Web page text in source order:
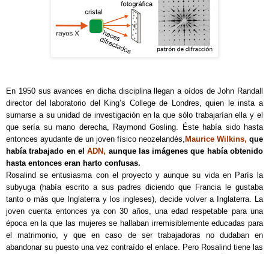
En 1950 sus avances en dicha disciplina llegan a oídos de John Randall
director del laboratorio del King’s College de Londres, quien le insta a
sumarse a su unidad de investigación en la que sólo trabajarían ella y el
que sería su mano derecha, Raymond Gosling. Éste había sido hasta
entonces ayudante de un joven físico neozelandés, Maurice Wilkins, que
había trabajado en elADN, aunque las imágenes que había obtenido
hasta entonces eran harto confusas.
Rosalind se entusiasma con el proyecto y aunque su vida en París la
subyuga (había escrito a sus padres diciendo que Francia le gustaba
tanto o más que Inglaterra y los ingleses), decide volver a Inglaterra. La
joven cuenta entonces ya con 30 años, una edad respetable para una
época en la que las mujeres se hallaban irremisiblemente educadas para
el matrimonio, y que en caso de ser trabajadoras no dudaban en
abandonar su puesto una vez contraído el enlace. Pero Rosalind tiene las